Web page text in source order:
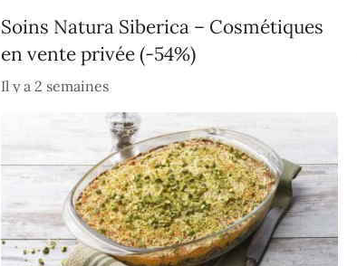
Soins Natura Siberica – Cosmétiques
en vente privée (-54%)
Il y a 2 semaines